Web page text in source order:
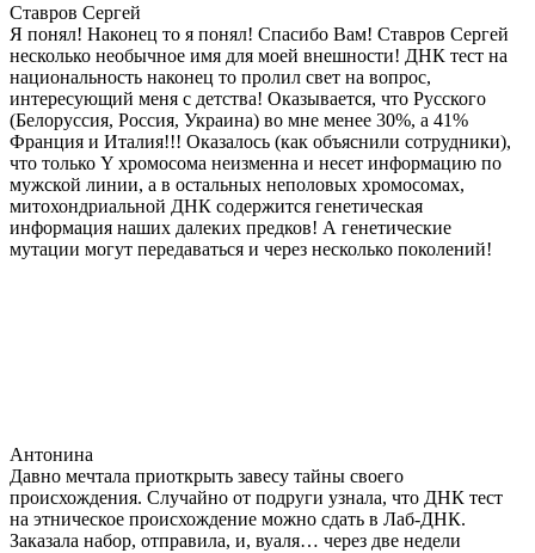
Ставров Сергей
Я понял! Наконец то я понял! Спасибо Вам! Ставров Сергей
несколько необычное имя для моей внешности! ДНК тест на
национальность наконец то пролил свет на вопрос,
интересующий меня с детства! Оказывается, что Русского
(Белоруссия, Россия, Украина) во мне менее 30%, а 41%
Франция и Италия!!! Оказалось (как объяснили сотрудники),
что только Y хромосома неизменна и несет информацию по
мужской линии, а в остальных неполовых хромосомах,
митохондриальной ДНК содержится генетическая
информация наших далеких предков! А генетические
мутации могут передаваться и через несколько поколений!
Антонина
Давно мечтала приоткрыть завесу тайны своего
происхождения. Случайно от подруги узнала, что ДНК тест
на этническое происхождение можно сдать в Лаб-ДНК.
Заказала набор, отправила, и, вуаля… через две недели